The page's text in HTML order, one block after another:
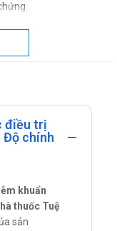
100
ngày.
cộng đồng: 200 mg
điều trị
Độ chính
khuẩn
thuốc Tuệ
sản